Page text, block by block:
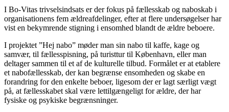
I Bo-Vitas trivselsindsats er der fokus på fællesskab og naboskab i
organisationens fem ældreafdelinger, efter at flere undersøgelser har
vist en bekymrende stigning i ensomhed blandt de ældre beboere.
I projektet ”Hej nabo” møder man sin nabo til kaffe, kage og
samvær, til fællesspisning, på turisttur til København, eller man
deltager sammen til et af de kulturelle tilbud. Formålet er at etablere
et nabofællesskab, der kan begrænse ensomheden og skabe en
forandring for den enkelte beboer, ligesom der er lagt særligt vægt
på, at fællesskabet skal være lettilgængeligt for ældre, der har
fysiske og psykiske begrænsninger.